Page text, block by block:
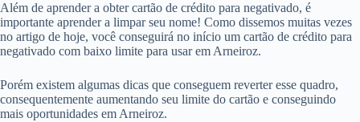
Além de aprender a obter cartão de crédito para negativado, é
importante aprender a limpar seu nome! Como dissemos muitas vezes
no artigo de hoje, você conseguirá no início um cartão de crédito para
negativado com baixo limite para usar em Arneiroz.
Porém existem algumas dicas que conseguem reverter esse quadro,
consequentemente aumentando seu limite do cartão e conseguindo
mais oportunidades em Arneiroz.